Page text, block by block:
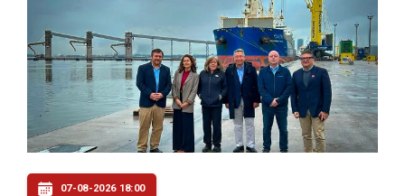
07-08-2026 18:00